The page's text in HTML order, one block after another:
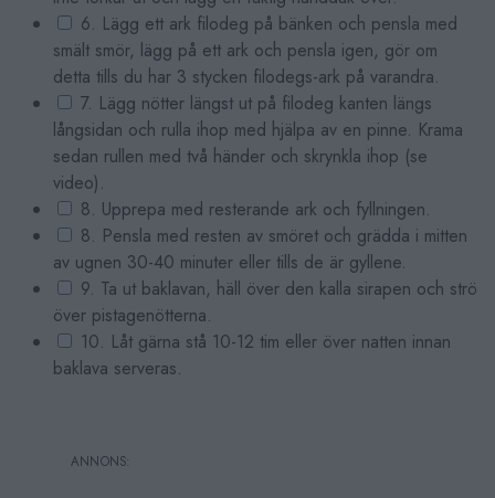
6. Lägg ett ark filodeg på bänken och pensla med
smält smör, lägg på ett ark och pensla igen, gör om
detta tills du har 3 stycken filodegs-ark på varandra.
7. Lägg nötter längst ut på filodeg kanten längs
långsidan och rulla ihop med hjälpa av en pinne. Krama
sedan rullen med två händer och skrynkla ihop (se
video).
8. Upprepa med resterande ark och fyllningen.
8. Pensla med resten av smöret och grädda i mitten
av ugnen 30-40 minuter eller tills de är gyllene.
9. Ta ut baklavan, häll över den kalla sirapen och strö
över pistagenötterna.
10. Låt gärna stå 10-12 tim eller över natten innan
baklava serveras.